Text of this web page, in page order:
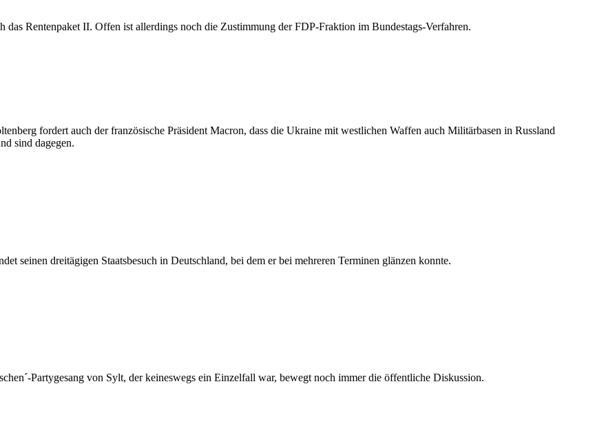
das Rentenpaket II. Offen ist allerdings noch die Zustimmung der FDP-Fraktion im Bundestags-Verfahren.
fordert auch der französische Präsident Macron, dass die Ukraine mit westlichen Waffen auch Militärbasen in Russland
sind dagegen.
seinen dreitägigen Staatsbesuch in Deutschland, bei dem er bei mehreren Terminen glänzen konnte.
Partygesang von Sylt, der keineswegs ein Einzelfall war, bewegt noch immer die öffentliche Diskussion.